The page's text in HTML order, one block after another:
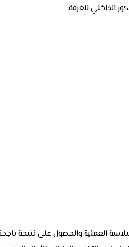
الداخلي للغرفة.
العملية والحصول على نتيجة